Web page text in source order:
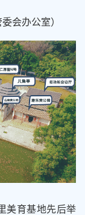
会办公室）
美育基地先后举